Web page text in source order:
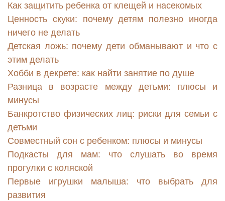
Как защитить ребенка от клещей и насекомых
Ценность скуки: почему детям полезно иногда
ничего не делать
Детская ложь: почему дети обманывают и что с
этим делать
Хобби в декрете: как найти занятие по душе
Разница в возрасте между детьми: плюсы и
минусы
Банкротство физических лиц: риски для семьи с
детьми
Совместный сон с ребенком: плюсы и минусы
Подкасты для мам: что слушать во время
прогулки с коляской
Первые игрушки малыша: что выбрать для
развития